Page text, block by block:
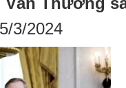
3/2024